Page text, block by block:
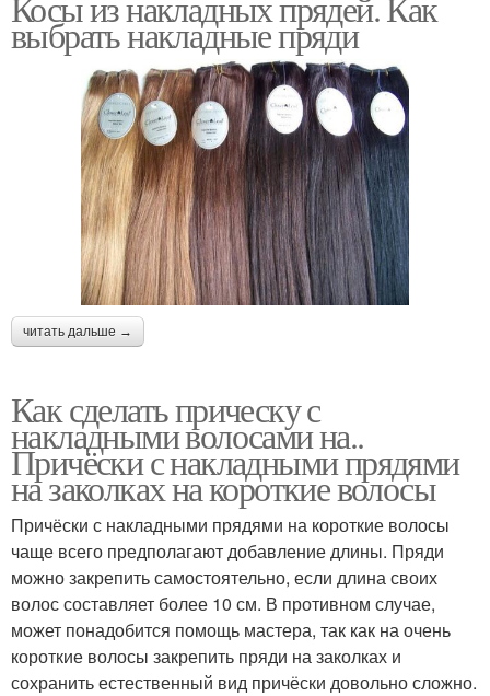
выбрать накладные пряди
читать дальше →
Как сделать прическу с
накладными волосами на..
Причёски с накладными прядями
на заколках на короткие волосы
Причёски с накладными прядями на короткие волосы
чаще всего предполагают добавление длины. Пряди
можно закрепить самостоятельно, если длина своих
волос составляет более 10 см. В противном случае,
может понадобится помощь мастера, так как на очень
короткие волосы закрепить пряди на заколках и
сохранить естественный вид причёски довольно сложно.